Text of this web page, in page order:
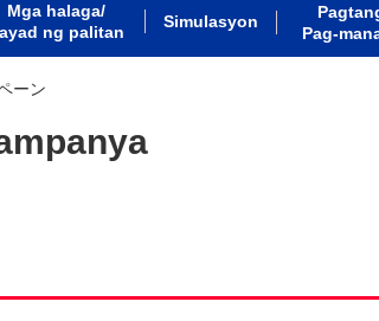
Mga halaga/
ng palitan
Simulasyon
Pag-
ーン